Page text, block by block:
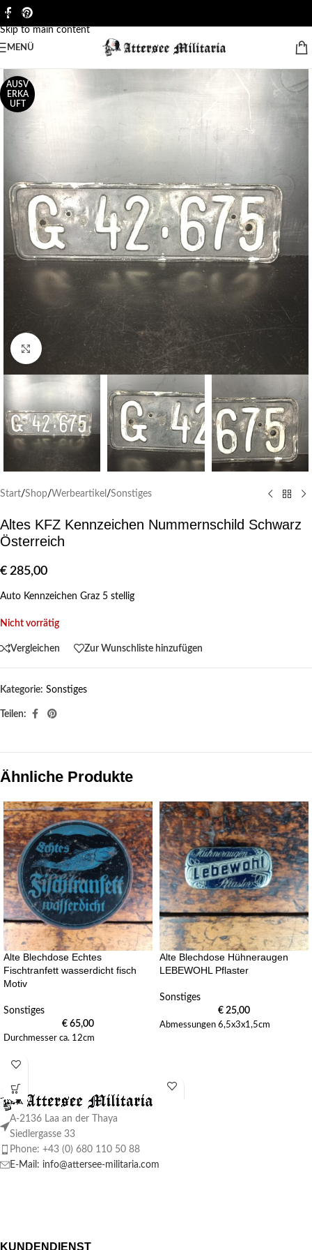
Skip to navigation
Skip to main content
MENÜ
AUSV
ERKA
UFT
Klick zum Vergrößern
Start/Shop/Werbeartikel /Sonstiges
Altes KFZ Kennzeichen Nummernschild Schwarz
Österreich
€ 285,00
Auto Kennzeichen Graz 5 stellig
Nicht vorrätig
Vergleichen Zur Wunschliste hinzufügen
Kategorie: Sonstiges
Teilen:
Ähnliche Produkte
Alte Blechdose Echtes
Fischtranfett wasserdicht fisch
Motiv
Sonstiges
€ 65,00
Durchmesser ca. 12cm
Alte Blechdose Hühneraugen
LEBEWOHL Pflaster
Sonstiges
€ 25,00
Abmessungen 6,5x3x1,5cm
A-2136 Laa an der Thaya
Siedlergasse 33
Phone: +43 (0) 680 110 50 88
E-Mail: info@attersee-militaria.com
KUNDENDIENST